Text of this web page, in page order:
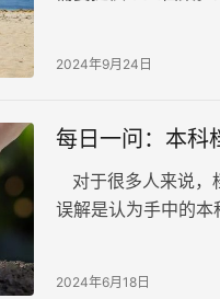
2024年9月24日
每日一问：本科
对于很多人来说，
误解是认为手中的本
2024年6月18日